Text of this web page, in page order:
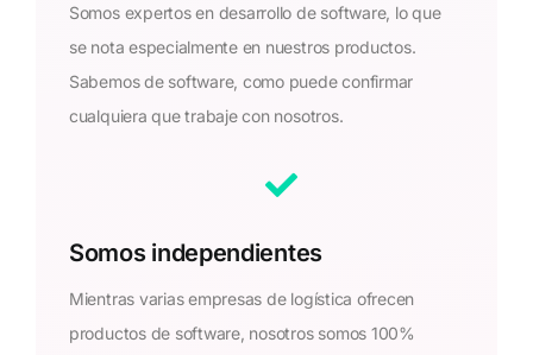
Somos expertos en desarrollo de software, lo que
se nota especialmente en nuestros productos.
Sabemos de software, como puede confirmar
cualquiera que trabaje con nosotros.
Somos independientes
Mientras varias empresas de logística ofrecen
productos de software, nosotros somos 100%